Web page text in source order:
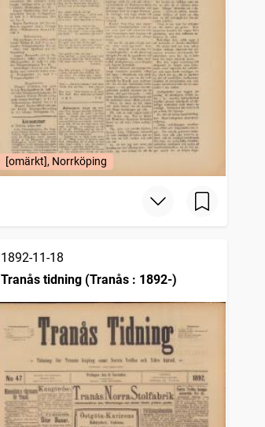
[omärkt], Norrköping
1892-11-18
Tranås tidning (Tranås : 1892-)